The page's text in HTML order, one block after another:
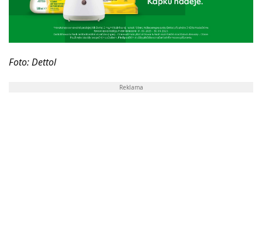
Foto: Dettol
Reklama